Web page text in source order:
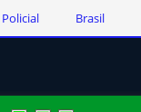
Policial Brasil